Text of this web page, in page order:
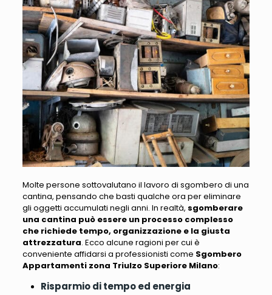
Molte persone sottovalutano il lavoro di sgombero di una
cantina, pensando che basti qualche ora per eliminare
gli oggetti accumulati negli anni. In realtà, sgomberare
una cantina può essere un processo complesso
che richiede tempo, organizzazione e la giusta
attrezzatura. Ecco alcune ragioni per cui è
conveniente affidarsi a professionisti come Sgombero
Appartamenti zona Triulzo Superiore Milano:
Risparmio di tempo ed energia